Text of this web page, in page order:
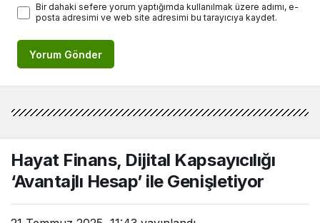
Bir dahaki sefere yorum yaptığımda kullanılmak üzere adımı, e-
posta adresimi ve web site adresimi bu tarayıcıya kaydet.
Yorum Gönder
Hayat Finans, Dijital Kapsayıcılığı
‘Avantajlı Hesap’ ile Genişletiyor